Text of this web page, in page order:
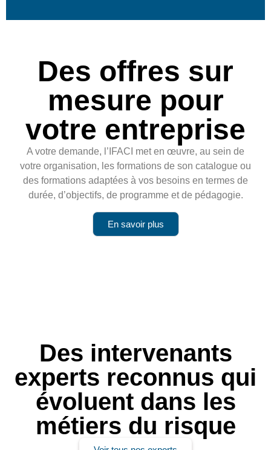
Des offres sur
mesure pour
votre entreprise
A votre demande, l’IFACI met en œuvre, au sein de
votre organisation, les formations de son catalogue ou
des formations adaptées à vos besoins en termes de
durée, d’objectifs, de programme et de pédagogie.
En savoir plus
Des intervenants
experts reconnus qui
évoluent dans les
métiers du risque